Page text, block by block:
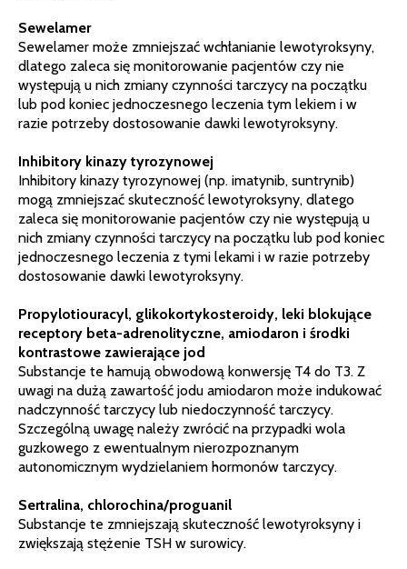
Sewelamer
Sewelamer może zmniejszać wchłanianie lewotyroksyny,
dlatego zaleca się monitorowanie pacjentów czy nie
występują u nich zmiany czynności tarczycy na początku
lub pod koniec jednoczesnego leczenia tym lekiem i w
razie potrzeby dostosowanie dawki lewotyroksyny.
Inhibitory kinazy tyrozynowej
Inhibitory kinazy tyrozynowej (np. imatynib, suntrynib)
mogą zmniejszać skuteczność lewotyroksyny, dlatego
zaleca się monitorowanie pacjentów czy nie występują u
nich zmiany czynności tarczycy na początku lub pod koniec
jednoczesnego leczenia z tymi lekami i w razie potrzeby
dostosowanie dawki lewotyroksyny.
Propylotiouracyl, glikokortykosteroidy, leki blokujące
receptory beta-adrenolityczne, amiodaron i środki
kontrastowe zawierające jod
Substancje te hamują obwodową konwersję T4 do T3. Z
uwagi na dużą zawartość jodu amiodaron może indukować
nadczynność tarczycy lub niedoczynność tarczycy.
Szczególną uwagę należy zwrócić na przypadki wola
guzkowego z ewentualnym nierozpoznanym
autonomicznym wydzielaniem hormonów tarczycy.
Sertralina, chlorochina/proguanil
Substancje te zmniejszają skuteczność lewotyroksyny i
zwiększają stężenie TSH w surowicy.